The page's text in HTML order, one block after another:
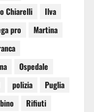
Chiarelli
Ilva
pro
Martina
Ospedale
polizia
Puglia
Rifiuti